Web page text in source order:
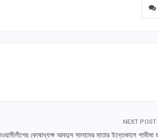
NEXT POST
কোষাধ্যক্ষ আবদুস সালামের মাতার ইন্তেকালে শামীমা